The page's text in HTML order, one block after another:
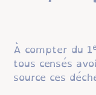
À compter du 1
tous censés
source ces